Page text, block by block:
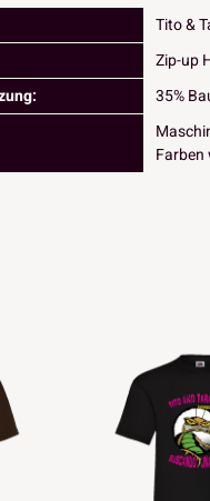
Tito &
Zip-up
35%
Farben